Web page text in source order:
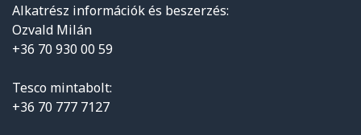
Alkatrész információk és beszerzés:
Ozvald Milán
+36 70 930 00 59
Tesco mintabolt:
+36 70 777 7127